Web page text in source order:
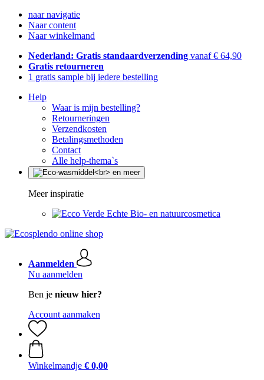
naar navigatie
Naar content
Naar winkelmand
Nederland: Gratis standaardverzending vanaf € 64,90
Gratis retourneren
1 gratis sample bij iedere bestelling
Help
Waar is mijn bestelling?
Retourneringen
Verzendkosten
Betalingsmethoden
Contact
Alle help-thema`s
Meer inspiratie
Echte Bio- en natuurcosmetica
Aanmelden
Nu aanmelden
Ben je nieuw hier?
Account aanmaken
Winkelmandje € 0,00